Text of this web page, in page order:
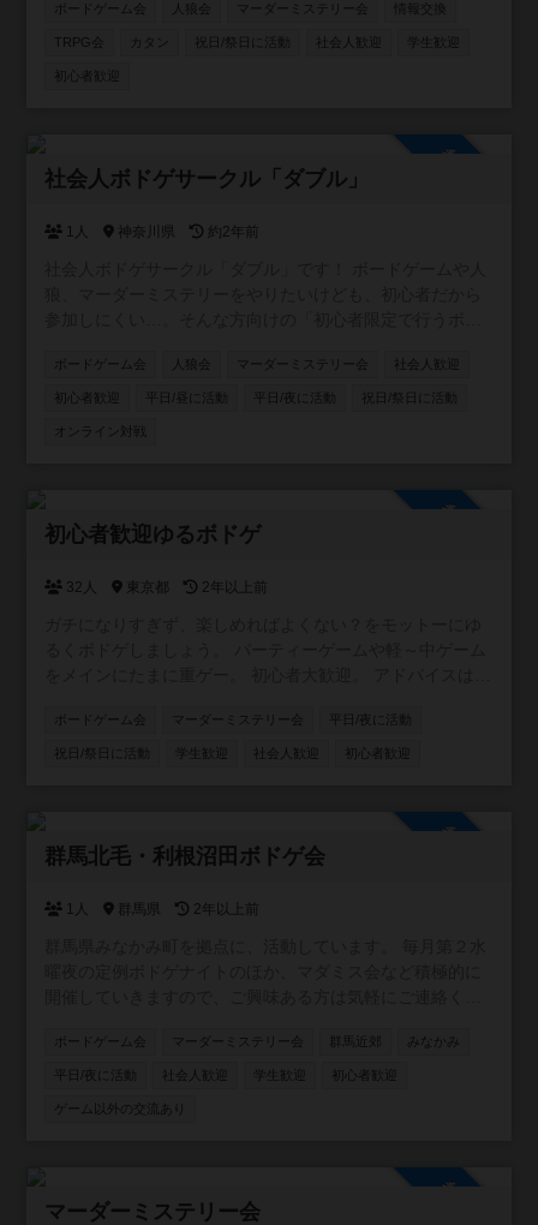
ボードゲーム会 人狼会 マーダーミステリー会 情報交換
TRPG会 カタン 祝日/祭日に活動 社会人歓迎 学生歓迎
初心者歓迎
社会人ボドゲサークル「ダブル」
1人 神奈川県 約2年前
ミス会、オンラインでの開催も予定しています！ 開催場所
は横浜・川崎のレンタルスペース、参加メンバーにより都
ーミステリーの初心者によるサークルです。経験者で中
級〜上級のレベルを求める方はご遠慮ください🙇‍♂️ ボードゲ
ルに入っていけるか不安。そんな方はぜひお声掛けくださ
ボードゲーム会 人狼会 マーダーミステリー会 社会人歓迎
初心者歓迎 平日/昼に活動 平日/夜に活動 祝日/祭日に活動
オンライン対戦
初心者歓迎ゆるボドゲ
32人 東京都 2年以上前
でボドゲカフェなどでの開催になるかと思います。
ボードゲーム会 マーダーミステリー会 平日/夜に活動
祝日/祭日に活動 学生歓迎 社会人歓迎 初心者歓迎
群馬北毛・利根沼田ボドゲ会
1人 群馬県 2年以上前
ボードゲーム会 マーダーミステリー会 群馬近郊 みなかみ
平日/夜に活動 社会人歓迎 学生歓迎 初心者歓迎
ゲーム以外の交流あり
マーダーミステリー会